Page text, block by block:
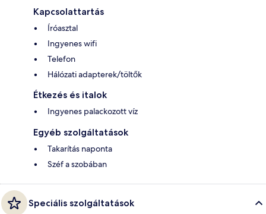
Kapcsolattartás
Íróasztal
Ingyenes wifi
Telefon
Hálózati adapterek/töltők
Étkezés és italok
Ingyenes palackozott víz
Egyéb szolgáltatások
Takarítás naponta
Széf a szobában
Speciális szolgáltatások